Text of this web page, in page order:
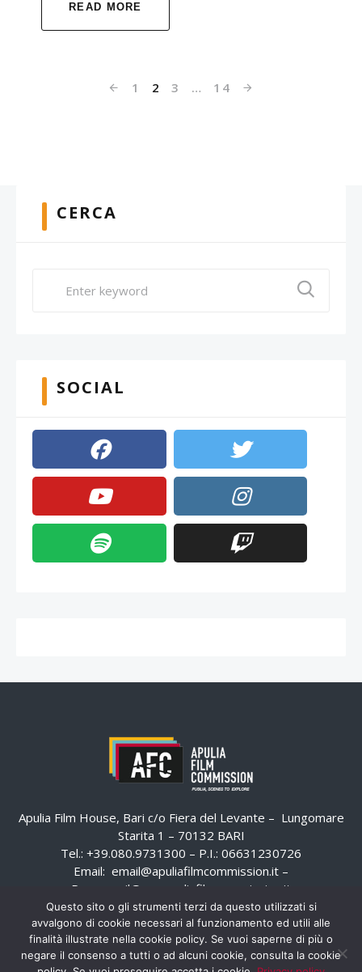
READ MORE
1 2 3 … 14
CERCA
SOCIAL
Apulia Film House, Bari c/o Fiera del Levante – Lungomare
Starita 1 – 70132 BARI
Tel.: +39.080.9731300 – P.I.: 06631230726
Email: email@apuliafilmcommission.it –
Pec:
email@pec.apuliafilmcommission.it
Questo sito o gli strumenti terzi da questo utilizzati si
avvalgono di cookie necessari al funzionamento ed utili alle
finalità illustrate nella cookie policy. Se vuoi saperne di più o
negare il consenso a tutti o ad alcuni cookie, consulta la cookie